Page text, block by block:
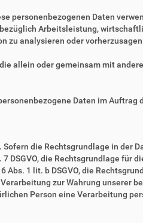
personenbezogenen Daten
Arbeitsleistung,
zu analysieren oder
allein oder gemeinsam mit
Daten im
die Rechtsgrundlage in der
DSGVO, die Rechtsgrundlage für
1 lit. b DSGVO, die
zur Wahrung unserer
Person eine Verarbeitung